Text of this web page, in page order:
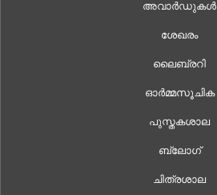
അവാർഡുകൾ
ശേഖരം
ലൈബ്രറി
ഓർമ്മസൂചിക
പുസ്തകശാല
ബ്ലോഗ്
ചിത്രശാല